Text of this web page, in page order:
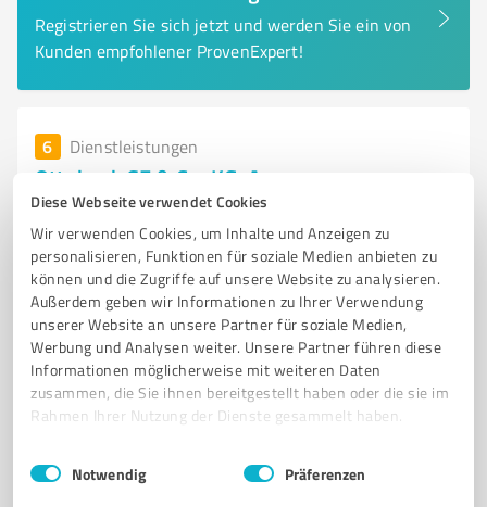
Diese Webseite verwendet Cookies
Wir verwenden Cookies, um Inhalte und Anzeigen zu
personalisieren, Funktionen für soziale Medien anbieten zu
können und die Zugriffe auf unsere Website zu analysieren.
Außerdem geben wir Informationen zu Ihrer Verwendung
unserer Website an unsere Partner für soziale Medien,
Werbung und Analysen weiter. Unsere Partner führen diese
Informationen möglicherweise mit weiteren Daten
zusammen, die Sie ihnen bereitgestellt haben oder die sie im
Rahmen Ihrer Nutzung der Dienste gesammelt haben.
Impressum Datenschutzbestimmungen
Einwilligungsauswahl
Notwendig Präferenzen
Registrieren Sie sich jetzt und werden Sie ein von
Kunden empfohlener ProvenExpert!
6 Dienstleistungen
Ottobock SE & Co. KGaA
Anbieter von Prothesen, Orthesen und Rollstühlen für
Menschen mit Behinderungen
AUSRÜSTUNG FÜR MENSCHEN MIT BEHINDERUNGEN PROTHESEN
ORTHESEN ROLLSTÜHLE MOBILITÄT LEBENSQUALITÄT
INDIVIDUELLE LÖSUNGEN HEILUNGSPROZESS FACHBETRIEBE
REHA-ZENTREN FORSCHUNG UND ENTWICKLUNG
SEMINARE UND MESSEN
Tel. 05527 8480
info@sycor.de